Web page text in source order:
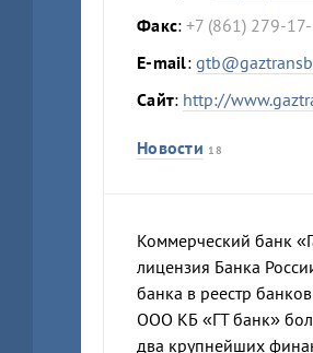
Факс: +7 (861) 279-
E-mail:
Сайт: http://
Новости 18
Коммерческий банк
лицензия Банка
банка в реестр
ООО КБ «ГТ банк»
два крупнейших